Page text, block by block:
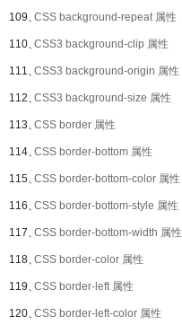
109、CSS background-repeat 属性
110、CSS3 background-clip 属性
111、CSS3 background-origin 属性
112、CSS3 background-size 属性
113、CSS border 属性
114、CSS border-bottom 属性
115、CSS border-bottom-color 属性
116、CSS border-bottom-style 属性
117、CSS border-bottom-width 属性
118、CSS border-color 属性
119、CSS border-left 属性
120、CSS border-left-color 属性